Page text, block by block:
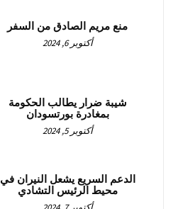
منع مريم الصادق من السفر
أكتوبر 6, 2024
شيبة ضرار يطالب الحكومة
بمغادرة بورتسودان
أكتوبر 5, 2024
الدعم السريع يشعل النيران في
محيط الرئيس التشادي